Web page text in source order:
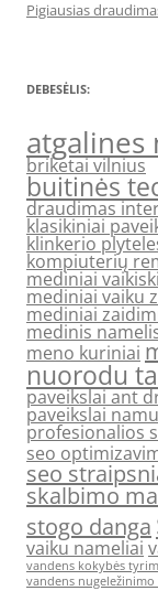
Pigiausias
DEBESĖLIS:
atgalines
briketai vilnius
buitinės
draudimas
klasikiniai
klinkerio
kompiuterių
mediniai
mediniai vaiku
mediniai
medinis
meno kuriniai
nuorodu
paveikslai ant
paveikslai
profesionalios
seo
seo
skalbimo
stogo danga
vaiku nameliai
vandens kokybės
vandens